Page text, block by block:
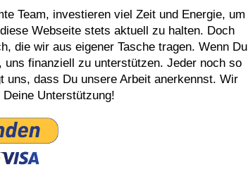
Team, investieren viel Zeit und Energie, um
Webseite stets aktuell zu halten. Doch
die wir aus eigener Tasche tragen. Wenn Du
finanziell zu unterstützen. Jeder noch so
uns, dass Du unsere Arbeit anerkennst. Wir
Unterstützung!